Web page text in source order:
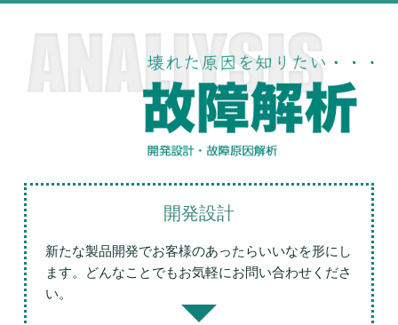
開発設計
新たな製品開発でお客様のあったらいいなを形にし
ます。どんなことでもお気軽にお問い合わせくださ
い。